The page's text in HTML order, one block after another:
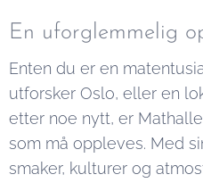
En uforglemmelig
Enten du er en
utforsker Oslo, eller en
etter noe nytt, er
som må oppleves. Med
smaker, kulturer og